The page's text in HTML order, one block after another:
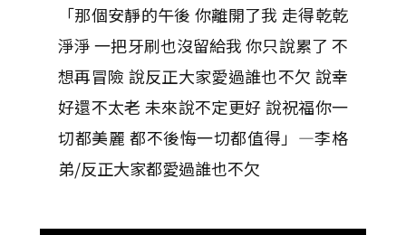
「那個安靜的午後 你離開了我 走得乾乾
淨淨 一把牙刷也沒留給我 你只說累了 不
想再冒險 說反正大家愛過誰也不欠 說幸
好還不太老 未來說不定更好 說祝福你一
切都美麗 都不後悔一切都值得 」—李格
弟/反正大家都愛過誰也不欠